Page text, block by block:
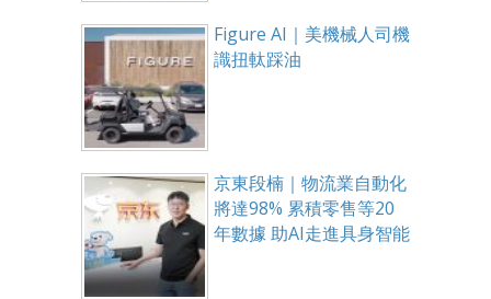
Figure AI｜美機械人司機
識扭軚踩油
京東段楠｜物流業自動化
將達98% 累積零售等20
年數據 助AI走進具身智能